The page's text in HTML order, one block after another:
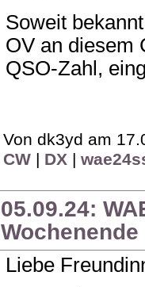
Soweit
OV an diesem
QSO-Zahl,
Von dk3yd am
CW | DX |
05.09.24:
Liebe